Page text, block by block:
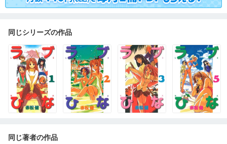
同じシリーズの作品
同じ著者の作品